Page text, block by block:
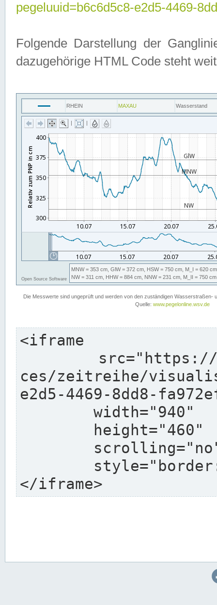
pegeluuid=b6c6d5c8-e2d5-4469-
Folgende Darstellung der
dazugehörige HTML Code steht
<iframe
ces/zeitreihe/
e2d5-4469-8dd8-
</iframe>